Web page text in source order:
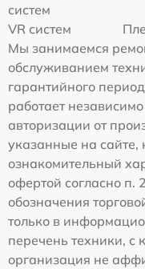
систем
VR систем
Мы занимаемся
обслуживанием
гарантийного
работает
авторизации от
указанные на сайте,
ознакомительный
офертой согласно п.
обозначения
только в
перечень техники,
организация не